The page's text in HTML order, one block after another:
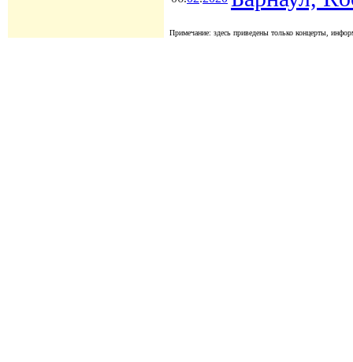
Примечание: здесь приведены только концерты,